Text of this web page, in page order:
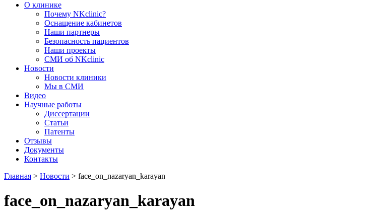
О клинике
Почему NKclinic?
Оснащение кабинетов
Наши партнеры
Безопасность пациентов
Наши проекты
СМИ об NKclinic
Новости
Новости клиники
Мы в СМИ
Видео
Научные работы
Диссертации
Статьи
Патенты
Отзывы
Документы
Контакты
Главная > Новости > face_on_nazaryan_karayan
face_on_nazaryan_karayan